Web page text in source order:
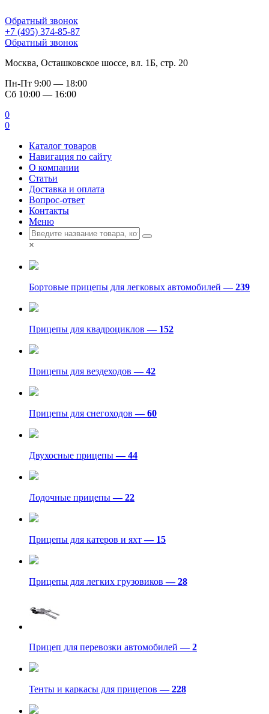
Обратный звонок
+7 (495) 374-85-87
Обратный звонок
Москва, Осташковское шоссе, вл. 1Б, стр. 20
Пн-Пт 9:00 — 18:00
Сб 10:00 — 16:00
0
0
Каталог товаров
Навигация по сайту
О компании
Статьи
Доставка и оплата
Вопрос-ответ
Контакты
Меню
×
Бортовые прицепы для легковых автомобилей— 239
Прицепы для квадроциклов— 152
Прицепы для вездеходов— 42
Прицепы для снегоходов— 60
Двухосные прицепы— 44
Лодочные прицепы— 22
Прицепы для катеров и яхт— 15
Прицепы для легких грузовиков— 28
Прицеп для перевозки автомобилей— 2
Тенты и каркасы для прицепов— 228